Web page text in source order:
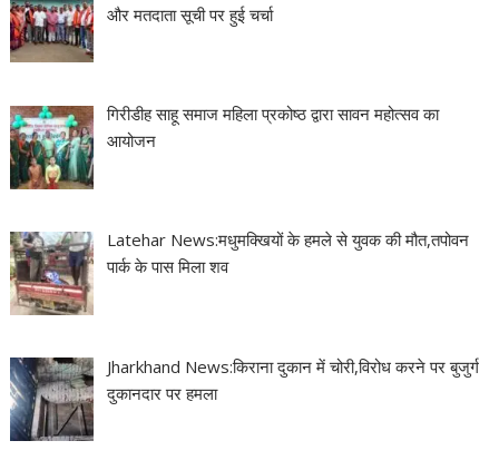
और मतदाता सूची पर हुई चर्चा
गिरीडीह साहू समाज महिला प्रकोष्ठ द्वारा सावन महोत्सव का
आयोजन
Latehar News:मधुमक्खियों के हमले से युवक की मौत,तपोवन
पार्क के पास मिला शव
Jharkhand News:किराना दुकान में चोरी,विरोध करने पर बुजुर्ग
दुकानदार पर हमला